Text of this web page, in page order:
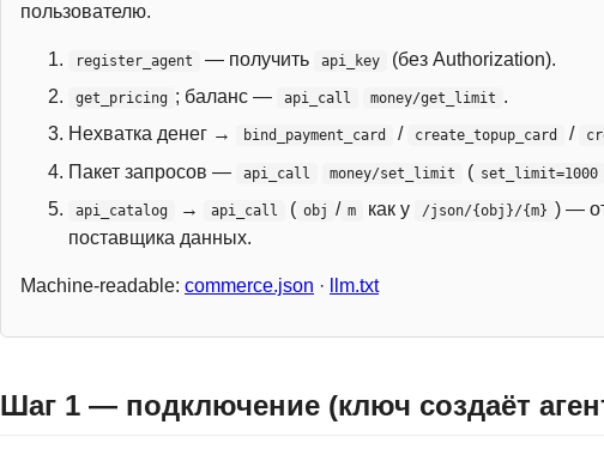
пользователю.
register_agent — получить api_key (без Authorization).
get_pricing ; баланс — api_call money/get_limit .
Нехватка денег →
bind_payment_card / create_topup_card /
Пакет запросов —
api_call money/set_limit ( set_limit=1000
api_catalog → api_call ( obj / m как у /json/{obj}/{m} ) —
поставщика данных.
Machine-readable: commerce.json · llm.txt
Шаг 1 — подключение (ключ создаёт